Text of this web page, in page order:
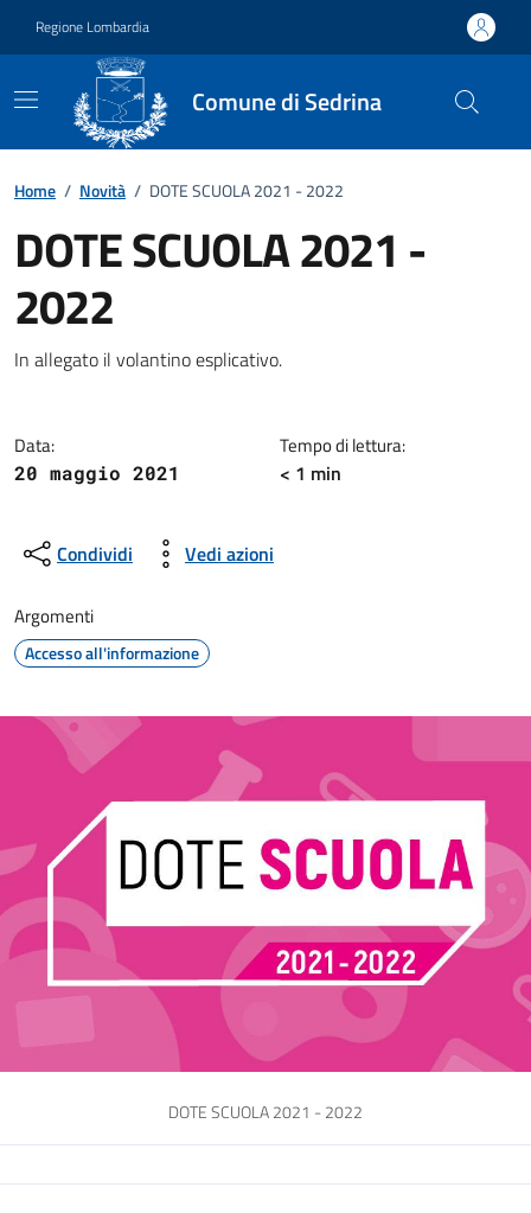
Regione Lombardia
Comune di Sedrina
Home / Novità / DOTE SCUOLA 2021 - 2022
DOTE SCUOLA 2021 -
2022
Dettagli della notizia
In allegato il volantino esplicativo.
Data:
20 maggio 2021
Tempo di lettura:
< 1 min
Condividi Vedi azioni
Argomenti
Accesso all'informazione
DOTE SCUOLA 2021 - 2022